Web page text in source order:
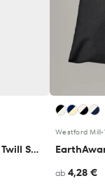
EarthAware® Organic Twill Shopper
Westford Mill•
ab 4,28 €